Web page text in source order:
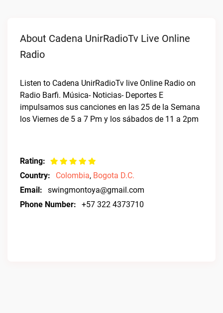
About Cadena UnirRadioTv Live Online
Radio
Listen to Cadena UnirRadioTv live Online Radio on
Radio Barfi. Música- Noticias- Deportes E
impulsamos sus canciones en las 25 de la Semana
los Viernes de 5 a 7 Pm y los sábados de 11 a 2pm
Rating:
Country:
Colombia, Bogota D.C.
Email:
swingmontoya@gmail.com
Phone Number:
+57 322 4373710